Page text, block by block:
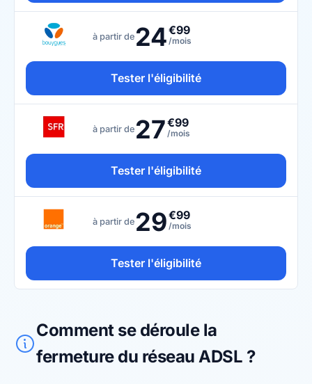
à partir de 24€99
/mois
Tester l'éligibilité
à partir de 27€99
/mois
Tester l'éligibilité
à partir de 29€99
/mois
Tester l'éligibilité
Comment se déroule la
fermeture du réseau ADSL ?